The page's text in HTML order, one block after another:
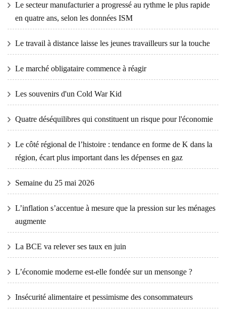
Le secteur manufacturier a progressé au rythme le plus rapide
en quatre ans, selon les données ISM
Le travail à distance laisse les jeunes travailleurs sur la touche
Le marché obligataire commence à réagir
Les souvenirs d'un Cold War Kid
Quatre déséquilibres qui constituent un risque pour l'économie
Le côté régional de l’histoire : tendance en forme de K dans la
région, écart plus important dans les dépenses en gaz
Semaine du 25 mai 2026
L’inflation s’accentue à mesure que la pression sur les ménages
augmente
La BCE va relever ses taux en juin
L’économie moderne est-elle fondée sur un mensonge ?
Insécurité alimentaire et pessimisme des consommateurs